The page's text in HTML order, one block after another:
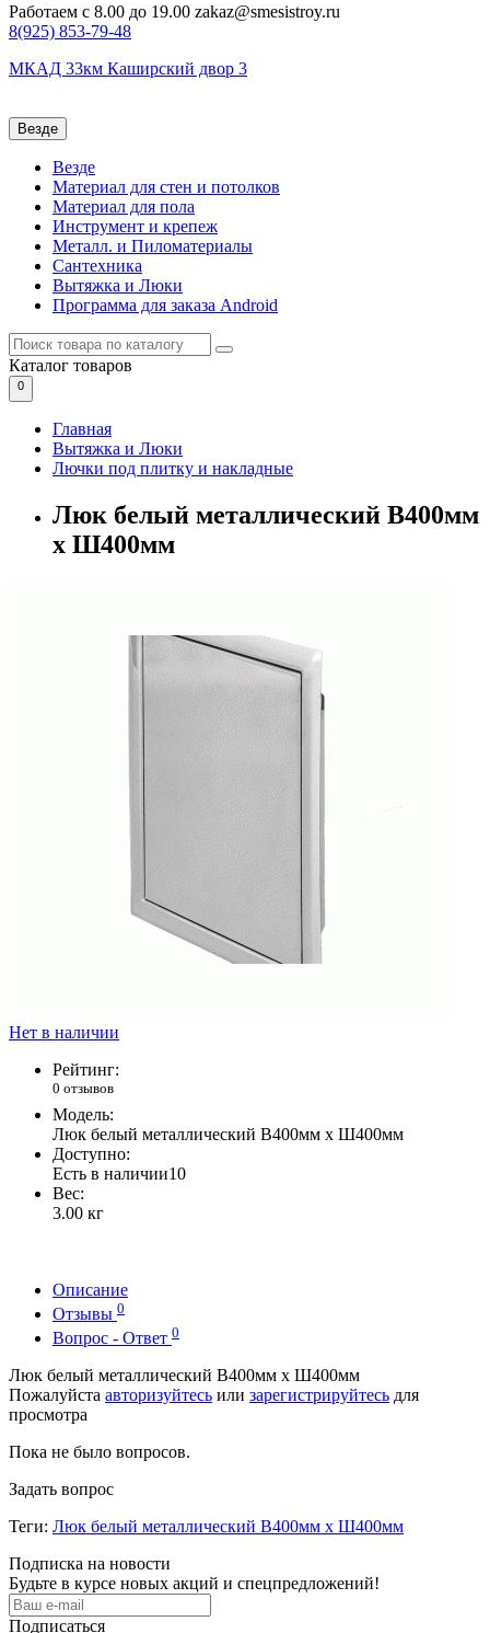
Работаем с 8.00 до 19.00 zakaz@smesistroy.ru
8(925) 853-79-48
МКАД 33км Каширский двор 3
Везде
Везде
Материал для стен и потолков
Материал для пола
Инструмент и крепеж
Металл. и Пиломатериалы
Сантехника
Вытяжка и Люки
Программа для заказа Android
Каталог товаров
0
Главная
Вытяжка и Люки
Лючки под плитку и накладные
Люк белый металлический В400мм
х Ш400мм
Нет в наличии
Рейтинг:
0 отзывов
Модель:
Люк белый металлический В400мм х Ш400мм
Доступно:
Есть в наличии10
Вес:
3.00 кг
Описание
Отзывы 0
Вопрос - Ответ 0
Люк белый металлический В400мм х Ш400мм
Пожалуйста авторизуйтесь или зарегистрируйтесь для
просмотра
Пока не было вопросов.
Задать вопрос
Теги: Люк белый металлический В400мм х Ш400мм
Подписка на новости
Будьте в курсе новых акций и спецпредложений!
Подписаться